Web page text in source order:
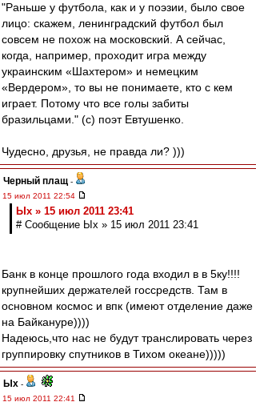
"Раньше у футбола, как и у поэзии, было свое
лицо: скажем, ленинградский футбол был
совсем не похож на московский. А сейчас,
когда, например, проходит игра между
украинским «Шахтером» и немецким
«Вердером», то вы не понимаете, кто с кем
играет. Потому что все голы забиты
бразильцами." (с) поэт Евтушенко.
Чудесно, друзья, не правда ли? )))
Черный плащ -
15 июл 2011 22:54
Ых » 15 июл 2011 23:41
# Сообщение Ых » 15 июл 2011 23:41
Банк в конце прошлого года входил в в 5ку!!!!
крупнейших держателей госсредств. Там в
основном космос и впк (имеют отделение даже
на Байкануре))))
Надеюсь,что нас не будут транслировать через
группировку спутников в Тихом океане)))))
Ых -
15 июл 2011 22:41